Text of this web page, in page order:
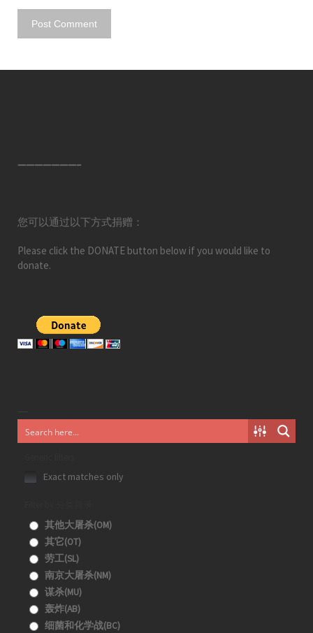
———————–
您可以通过以下方式捐赠：
Please click the DONATE button below if you would like to
donate.
Exact matches only
其他大屠杀(OM)
其它(OT)
劳工(SL)
南京大屠杀(NM)
谋杀(MU)
轰炸(AB)
细菌和化学战(BC)